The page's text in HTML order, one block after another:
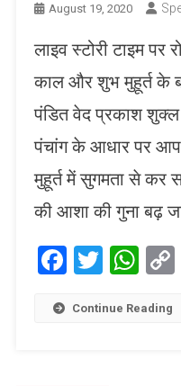
August 19, 2020
लाइव स्टोरी टाइम पर
काल और शुभ मुहूर्त के
पंडित वेद प्रकाश शुक्ल
पंचांग के आधार पर
मुहूर्त में सुगमता से
की आशा की गुना बढ़
Continue Reading